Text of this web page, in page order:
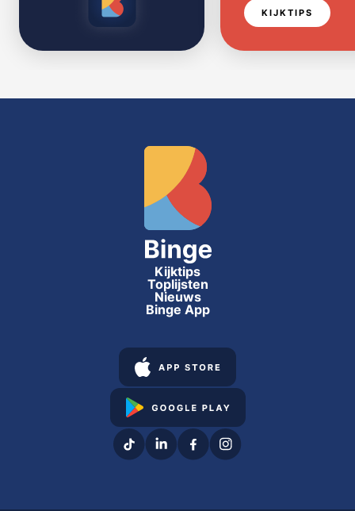
KIJKTIPS
Kijktips
Toplijsten
Nieuws
Binge App